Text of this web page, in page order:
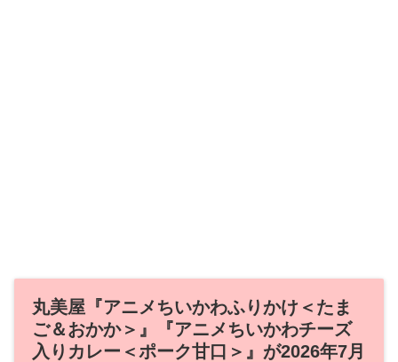
丸美屋『アニメちいかわふりかけ＜たま
ご＆おかか＞』『アニメちいかわチーズ
入りカレー＜ポーク甘口＞』が2026年7月